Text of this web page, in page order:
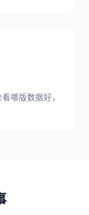
哪版数据好，